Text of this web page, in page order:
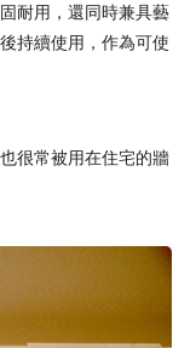
耐用，還同時兼具藝
持續使用，作為可使
很常被用在住宅的牆